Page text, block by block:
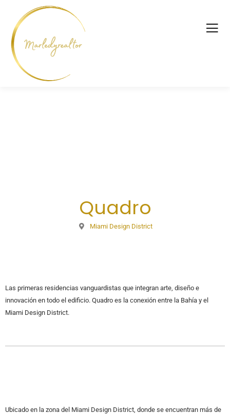
Quadro
Miami Design District
Las primeras residencias vanguardistas que integran arte, diseño e
innovación en todo el edificio. Quadro es la conexión entre la Bahía y el
Miami Design District.
Ubicado en la zona del Miami Design District, donde se encuentran más de